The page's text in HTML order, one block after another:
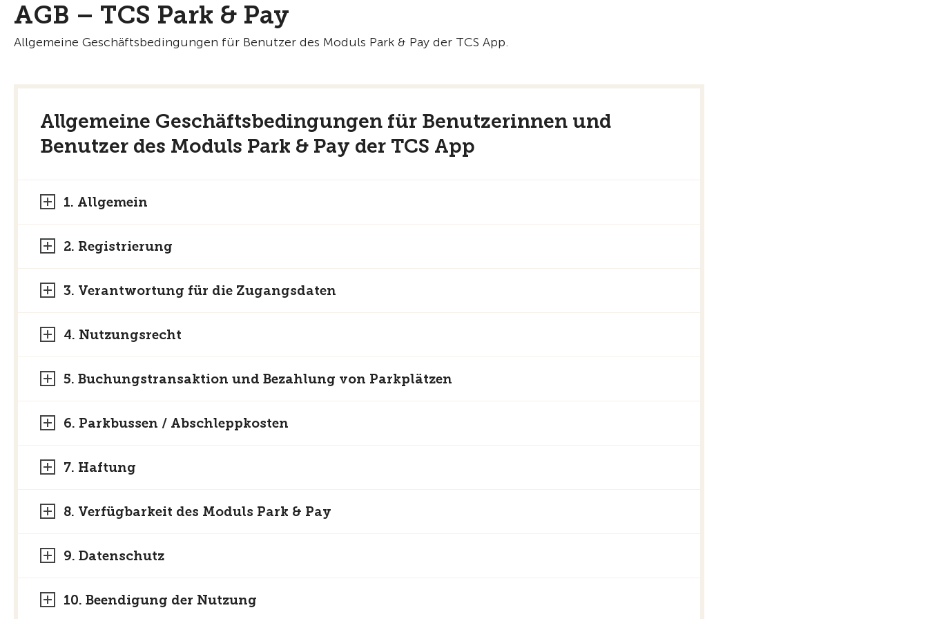
AGB – TCS Park & Pay
Allgemeine Geschäftsbedingungen für Benutzer des Moduls Park & Pay der TCS App.
Allgemeine Geschäftsbedingungen für Benutzerinnen und
Benutzer des Moduls Park & Pay der TCS App
1. Allgemein
2. Registrierung
3. Verantwortung für die Zugangsdaten
4. Nutzungsrecht
5. Buchungstransaktion und Bezahlung von Parkplätzen
6. Parkbussen / Abschleppkosten
7. Haftung
8. Verfügbarkeit des Moduls Park & Pay
9. Datenschutz
10. Beendigung der Nutzung